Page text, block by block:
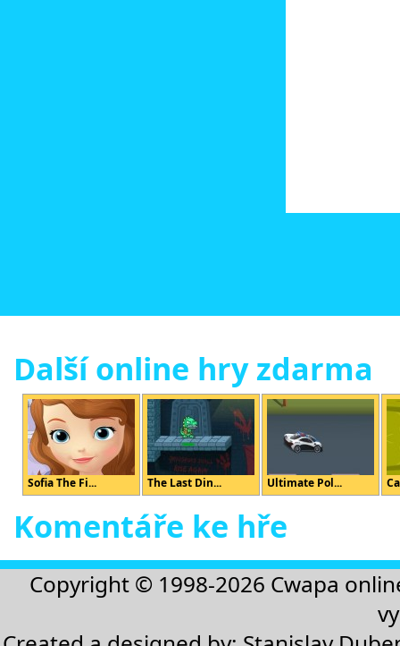
Další online hry zdarma
Sofia The Fi... The Last Din... Ultimate Pol...
Komentáře ke hře
Copyright © 1998-2026 Cwapa